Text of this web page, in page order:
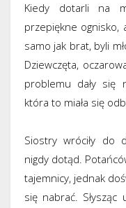
Kiedy dotarli na
przepiękne ognisko,
samo jak brat, byli
Dziewczęta,
problemu dały się
która to miała się
Siostry wróciły do
nigdy dotąd.
tajemnicy, jednak
się nabrać. Słysząc